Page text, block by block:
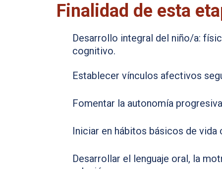
Finalidad de esta
Desarrollo integral del niño/a:
cognitivo.
Establecer vínculos afectivos
Fomentar la autonomía
Iniciar en hábitos básicos de vida
Desarrollar el lenguaje oral, la